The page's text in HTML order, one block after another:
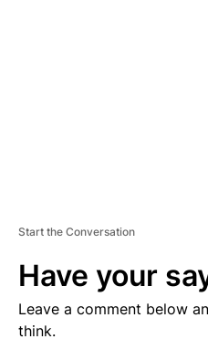
Start the Conversation
Have your
Leave a comment below
think.